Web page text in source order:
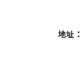
地址 ：